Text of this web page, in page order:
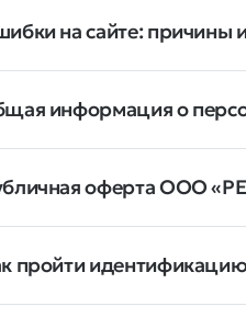
на сайте: причины
информация о
оферта ООО
пройти